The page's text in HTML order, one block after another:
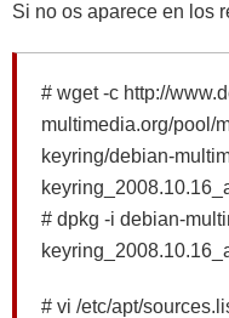
Si no os aparece en los
# wget -c http://
multimedia.org/pool/
keyring/debian-
# dpkg -i debian-
# vi /etc/apt/